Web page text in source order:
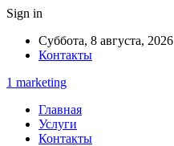
Sign in
Суббота, 8 августа, 2026
Контакты
1 marketing
Главная
Услуги
Контакты